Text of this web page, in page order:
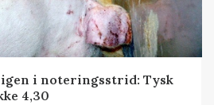
i noteringsstrid: Tysk
4,30